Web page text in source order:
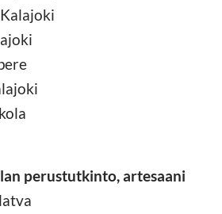
perustutkinto, artesaani